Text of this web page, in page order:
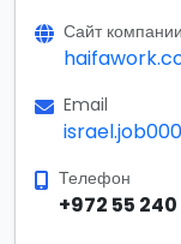
Сайт компании
Email
Телефон
+972 55